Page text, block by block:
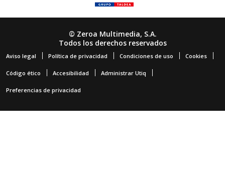
© Zeroa Multimedia, S.A.
Todos los derechos reservados
Aviso legal Política de privacidad Condiciones de uso Cookies
Código ético Accesibilidad Administrar Utiq
Preferencias de privacidad